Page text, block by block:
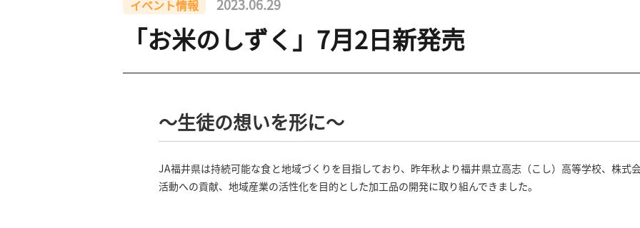
「お米のしずく」7月2日新発売
イベント情報 2023.06.29
〜生徒の想いを形に〜
JA福井県は持続可能な食と地域づくりを目指しており、昨年秋より福井県立高志（こし）高等学校、株式
活動への貢献、地域産業の活性化を目的とした加工品の開発に取り組んできました。